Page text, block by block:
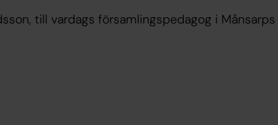
till vardags församlingspedagog i Månsarps